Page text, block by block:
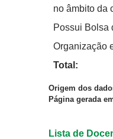
no âmbito da
Possui Bolsa
Organização
Total:
Origem dos
Página gerada
Lista de